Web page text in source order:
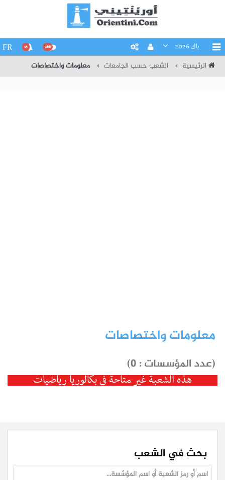
باك 2026 266
15
FR
الرئيسية الشعب حسب الجامعات معلومات واختصاصات
معلومات واختصاصات
(عدد المؤسسات : 0)
هذه الشعبة غير متاحة في بكالوريا رياضيات
بحث في الشعب